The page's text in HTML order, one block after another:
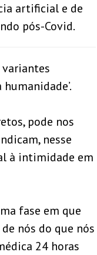
artificial e de
pós-Covid.
variantes
pode nos
nesse
à intimidade em
fase em que
nós do que nós
24 horas